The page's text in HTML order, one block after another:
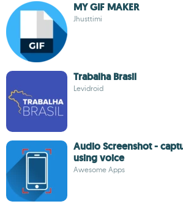
MY GIF MAKER
Jhusttimi
Trabalha Brasil
Levidroid
Audio Screenshot -
using voice
Awesome Apps